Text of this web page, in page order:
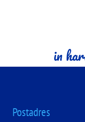
in
Postadres